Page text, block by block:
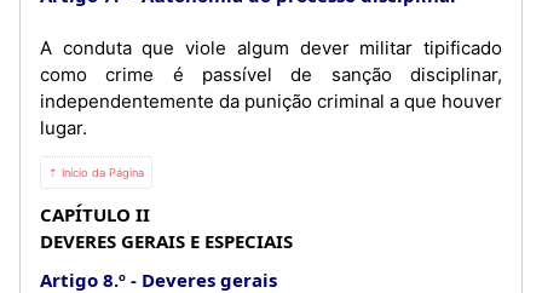
A conduta que viole algum dever militar tipificado
como crime é passível de sanção disciplinar,
independentemente da punição criminal a que houver
lugar.
⇡ Início da Página
CAPÍTULO II
DEVERES GERAIS E ESPECIAIS
Artigo 8.º
Deveres gerais